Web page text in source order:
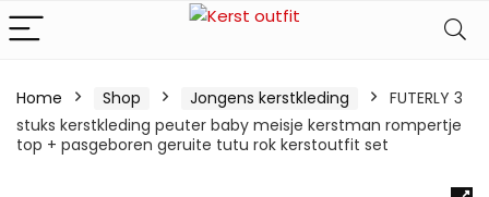
Home Shop Jongens kerstkleding
FUTERLY 3
stuks kerstkleding peuter baby meisje kerstman rompertje
top + pasgeboren geruite tutu rok kerstoutfit set